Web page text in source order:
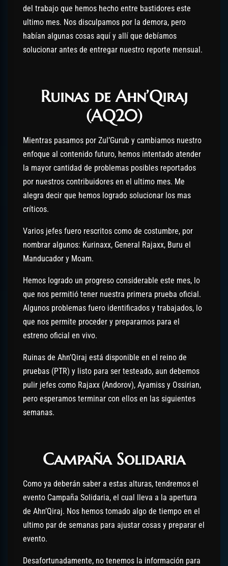
del trabajo que hemos hecho entre bastidores este
ultimo mes. Nos disculpamos por la demora, pero
habían algunas cosas aquí y allí que debíamos
solucionar antes de entregar nuestro reporte mensual.
Ruinas de Ahn’Qiraj
(AQ20)
Mientras pasamos por Zul’Gurub y cambiamos nuestro
enfoque al contenido futuro, hemos intentado atender
la mayor cantidad de problemas posibles reportados
por nuestros contribuidores en el ultimo mes. Me
alegra decir que hemos logrado solucionar los mas
críticos.
Varios jefes fuero rescritos como de costumbre, por
nombrar algunos: Kurinaxx, General Rajaxx, Buru el
Manducador y Moam.
Hemos logrado un progreso considerable este mes, lo
que nos permitió tener nuestra primera prueba oficial.
Algunos problemas fuero identificados y trabajados, lo
que nos permite proceder y prepararnos para el
estreno oficial en vivo.
Ruinas de Ahn’Qiraj está disponible en el reino de
pruebas (PTR) y listo para ser testeado, aun debemos
pulir jefes como Rajaxx (Andorov), Ayamiss y Ossirian,
pero esperamos terminar con ellos en las siguientes
semanas.
Campaña Solidaria
Como ya deberán saber a estas alturas, tendremos el
evento Campaña Solidaria, el cual lleva a la apertura
de Ahn’Qiraj. Nos hemos tomado algo de tiempo en el
ultimo par de semanas para ajustar cosas y preparar el
evento.
Desafortunadamente, no tenemos la información para